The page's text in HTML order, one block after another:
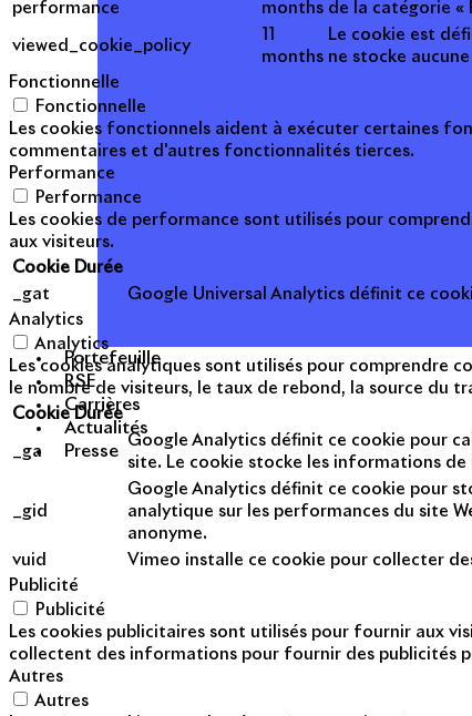
Portefeuille
RSE
Carrières
Actualités
Presse
performance
months de la catégorie «
viewed_cookie_policy
months
Le cookie est
ne stocke
Fonctionnelle
Fonctionnelle
Les cookies fonctionnels aident à exécuter certaines
commentaires et d'autres fonctionnalités tierces.
Performance
Performance
Les cookies de performance sont utilisés pour
aux visiteurs.
Cookie Durée
_gat
Google Universal Analytics définit ce
Analytics
Analytics
Les cookies analytiques sont utilisés pour comprendre
le nombre de visiteurs, le taux de rebond, la source du
Cookie Durée
_ga
Google Analytics définit ce cookie pour
site. Le cookie stocke les informations
_gid
Google Analytics définit ce cookie pour
analytique sur les performances du site
anonyme.
vuid
Vimeo installe ce cookie pour collecter
Publicité
Publicité
Les cookies publicitaires sont utilisés pour fournir aux
collectent des informations pour fournir des publicités
Autres
Autres